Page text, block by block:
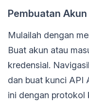
Pembuatan
Mulailah dengan
Buat akun atau
kredensial.
dan buat kunci API
ini dengan protokol